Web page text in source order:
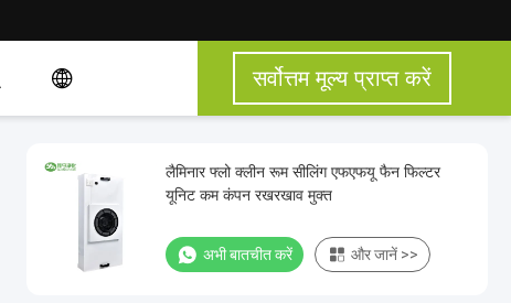
सर्वोत्तम मूल्य प्राप्त करें
लैमिनार फ्लो क्लीन रूम सीलिंग एफएफयू फैन फिल्टर
यूनिट कम कंपन रखरखाव मुक्त
अभी बातचीत करें और जानें >>